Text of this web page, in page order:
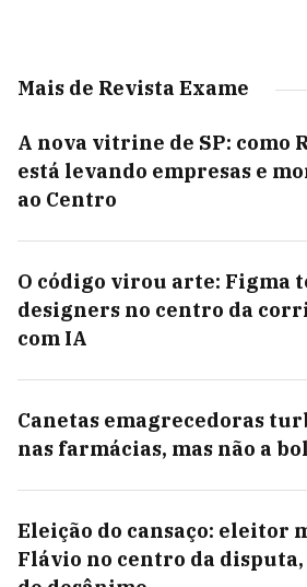
Mais de Revista Exame
A nova vitrine de SP: como
está levando empresas e
ao Centro
O código virou arte: Figma
designers no centro da
com IA
Canetas emagrecedoras
nas farmácias, mas não a
Eleição do cansaço: eleitor
Flávio no centro da disputa,